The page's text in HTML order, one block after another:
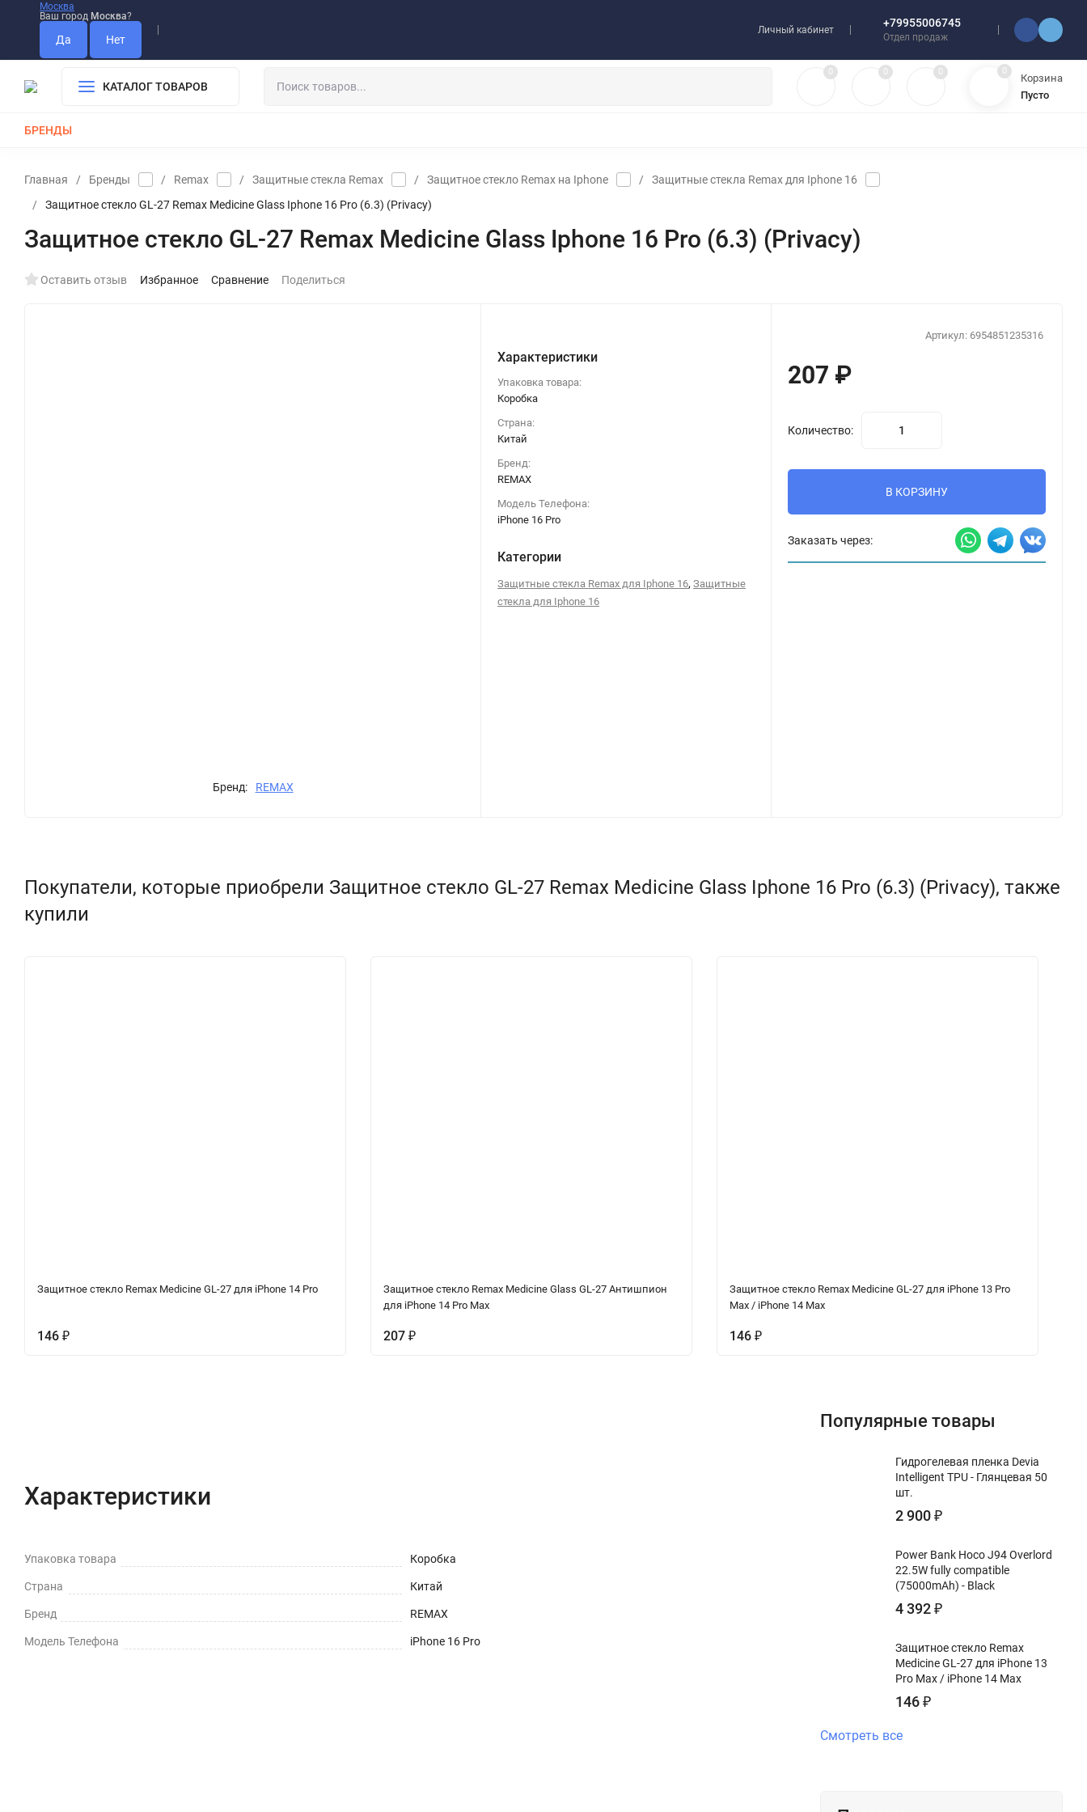
Москва
Ваш город Москва?
Личный кабинет
+79955006745
Отдел продаж
КАТАЛОГ ТОВАРОВ
0 0 0 0
Корзина
Пусто
БРЕНДЫ
Главная / Бренды / Remax / Защитные стекла Remax / Защитное стекло Remax на Iphone /
Защитные стекла Remax для Iphone 16
/
Защитное стекло GL-27 Remax Medicine Glass Iphone 16 Pro (6.3) (Privacy)
Защитное стекло GL-27 Remax Medicine Glass Iphone 16 Pro (6.3) (Privacy)
Оставить отзыв Избранное Сравнение Поделиться
Бренд: REMAX
Характеристики
Упаковка товара:
Коробка
Страна:
Китай
Бренд:
REMAX
Модель Телефона:
iPhone 16 Pro
Категории
Защитные стекла Remax для Iphone 16,Защитные
стекла для Iphone 16
Артикул: 6954851235316
207 ₽
Количество:
В КОРЗИНУ
Заказать через:
Покупатели, которые приобрели Защитное стекло GL-27 Remax Medicine Glass Iphone 16 Pro (6.3) (Privacy), также
купили
Защитное стекло Remax Medicine GL-27 для iPhone 14 Pro
146 ₽
Защитное стекло Remax Medicine Glass GL-27 Антишпион
для iPhone 14 Pro Max
207 ₽
Защитное стекло Remax Medicine GL-27 для iPhone 13 Pro
Max / iPhone 14 Max
146 ₽
Характеристики
Упаковка товара Коробка
Страна Китай
Бренд REMAX
Модель Телефона iPhone 16 Pro
Популярные товары
Гидрогелевая пленка Devia
Intelligent TPU - Глянцевая 50
шт.
2 900₽
Power Bank Hoco J94 Overlord
22.5W fully compatible
(75000mAh) - Black
4 392₽
Защитное стекло Remax
Medicine GL-27 для iPhone 13
Pro Max / iPhone 14 Max
146₽
Смотреть все